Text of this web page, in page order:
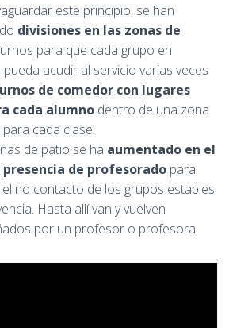
este principio, se han
divisiones en las zonas de
para que cada grupo en
acudir al servicio varias veces
de comedor con lugares
cada alumno dentro de una zona
cada clase.
de patio se ha aumentado en el
presencia de profesorado para
no contacto de los grupos estables
Hasta allí van y vuelven
por un profesor o profesora.